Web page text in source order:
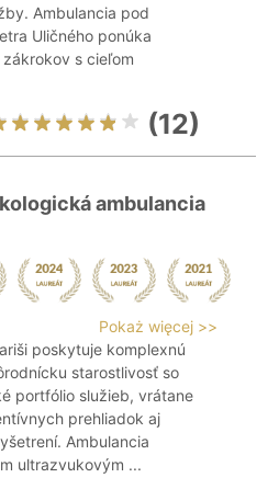
Ambulancia pod
Uličného ponúka
s cieľom
(12)
ambulancia
Pokaż więcej >>
poskytuje komplexnú
starostlivosť so
portfólio služieb, vrátane
prehliadok aj
Ambulancia
ultrazvukovým ...